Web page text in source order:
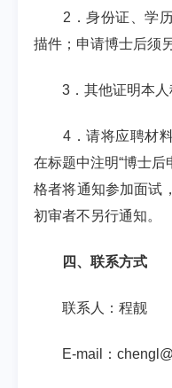
2 ．身份证、学
描件；申请博士后须
3 ．其他证明本
4 ．请将应聘材
在标题中注明“博士后
格者将通知参加面试
初审者不另行通知。
四、联系方式
联系人：程靓
E-mail ：